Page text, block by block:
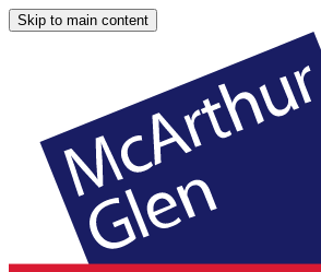
Skip to main content